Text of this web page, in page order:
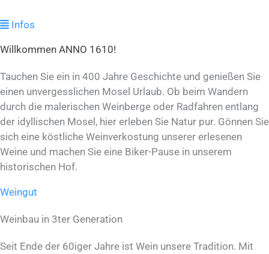
Infos
Willkommen ANNO 1610!
Tauchen Sie ein in 400 Jahre Geschichte und genießen Sie
einen unvergesslichen Mosel Urlaub. Ob beim Wandern
durch die malerischen Weinberge oder Radfahren entlang
der idyllischen Mosel, hier erleben Sie Natur pur. Gönnen Sie
sich eine köstliche Weinverkostung unserer erlesenen
Weine und machen Sie eine Biker-Pause in unserem
historischen Hof.
Weingut
Weinbau in 3ter Generation
Seit Ende der 60iger Jahre ist Wein unsere Tradition. Mit